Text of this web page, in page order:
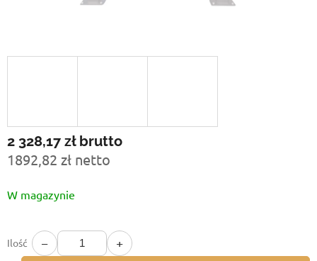
2 328,17 zł brutto
1892,82 zł netto
jednostkowa:
W magazynie
Ilość − +